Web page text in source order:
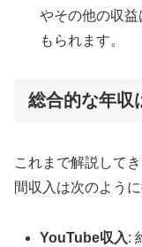
やその他の収
もられます。
総合的な年収
これまで解説して
間収入は次のよう
YouTube収入: